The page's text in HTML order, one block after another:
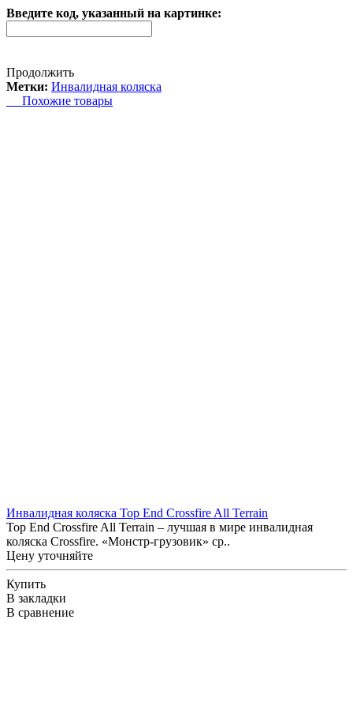
Введите код, указанный на картинке:
Продолжить
Метки: Инвалидная коляска
Похожие товары
Инвалидная коляска Top End Crossfire All Terrain
Top End Crossfire All Terrain – лучшая в мире инвалидная
коляска Crossfire. «Монстр-грузовик» ср..
Цену уточняйте
Купить
В закладки
В сравнение